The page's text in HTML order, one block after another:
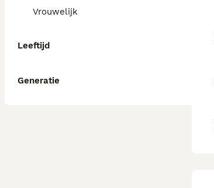
Vrouwelijk
Leeftijd
Generatie